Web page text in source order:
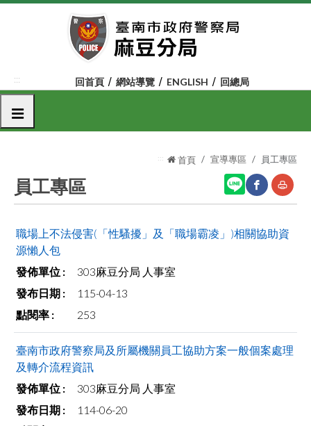
跳
容
塊
::: 回首頁 網站導覽 ENGLISH 回總局
選單
::: 首頁 宣導專區 員工專區
員工專區
網
facebook
職場上不法侵害(「性騷擾」及「職場霸凌」)相關協助資
源懶人包
303麻豆分局 人事室
115-04-13
253
臺南市政府警察局及所屬機關員工協助方案一般個案處理
及轉介流程資訊
303麻豆分局 人事室
114-06-20